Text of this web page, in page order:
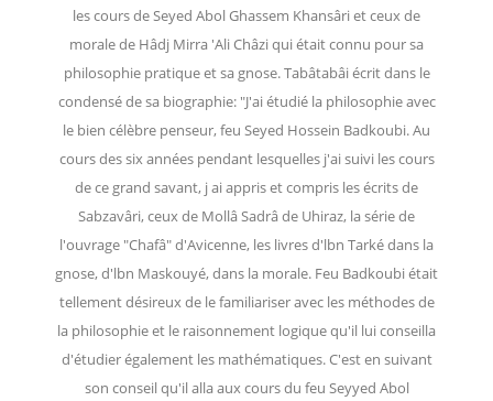
les cours de Seyed Abol Ghassem Khansâri et ceux de
morale de Hâdj Mirra 'Ali Châzi qui était connu pour sa
philosophie pratique et sa gnose. Tabâtabâi écrit dans le
condensé de sa biographie: "J'ai étudié la philosophie avec
le bien célèbre penseur, feu Seyed Hossein Badkoubi. Au
cours des six années pendant lesquelles j'ai suivi les cours
de ce grand savant, j ai appris et compris les écrits de
Sabzavâri, ceux de Mollâ Sadrâ de Uhiraz, la série de
l'ouvrage "Chafâ" d'Avicenne, les livres d'lbn Tarké dans la
gnose, d'lbn Maskouyé, dans la morale. Feu Badkoubi était
tellement désireux de le familiariser avec les méthodes de
la philosophie et le raisonnement logique qu'il lui conseilla
d'étudier également les mathématiques. C'est en suivant
son conseil qu'il alla aux cours du feu Seyyed Abol